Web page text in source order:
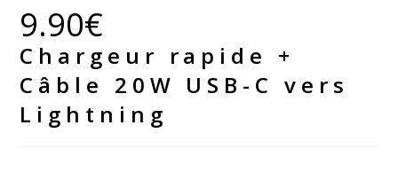
rapide
+
Câble
20W
USB-
C
9.90€
Chargeur rapide +
Câble 20W USB-C vers
Lightning